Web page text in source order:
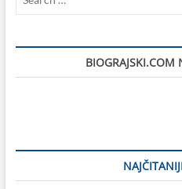
da
jedini
sačuvani
primjerak
BIOGRAJSKI.COM